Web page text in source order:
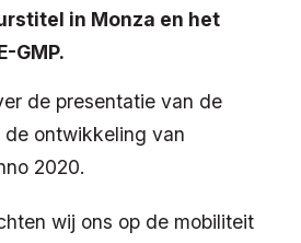
in Monza en het
GMP.
de presentatie van de
de ontwikkeling van
2020.
wij ons op de mobiliteit